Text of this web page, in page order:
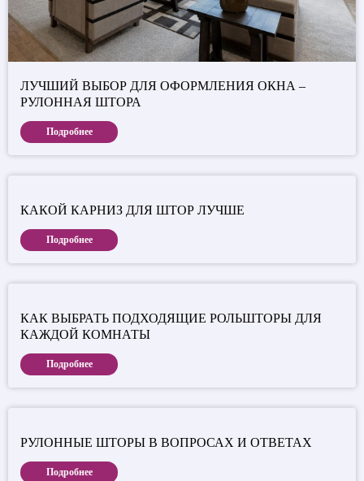
ЛУЧШИЙ ВЫБОР ДЛЯ ОФОРМЛЕНИЯ ОКНА –
РУЛОННАЯ ШТОРА
Подробнее
КАКОЙ КАРНИЗ ДЛЯ ШТОР ЛУЧШЕ
Подробнее
КАК ВЫБРАТЬ ПОДХОДЯЩИЕ РОЛЬШТОРЫ ДЛЯ
КАЖДОЙ КОМНАТЫ
Подробнее
РУЛОННЫЕ ШТОРЫ В ВОПРОСАХ И ОТВЕТАХ
Подробнее